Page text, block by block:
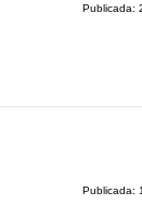
Publicada:
Publicada: